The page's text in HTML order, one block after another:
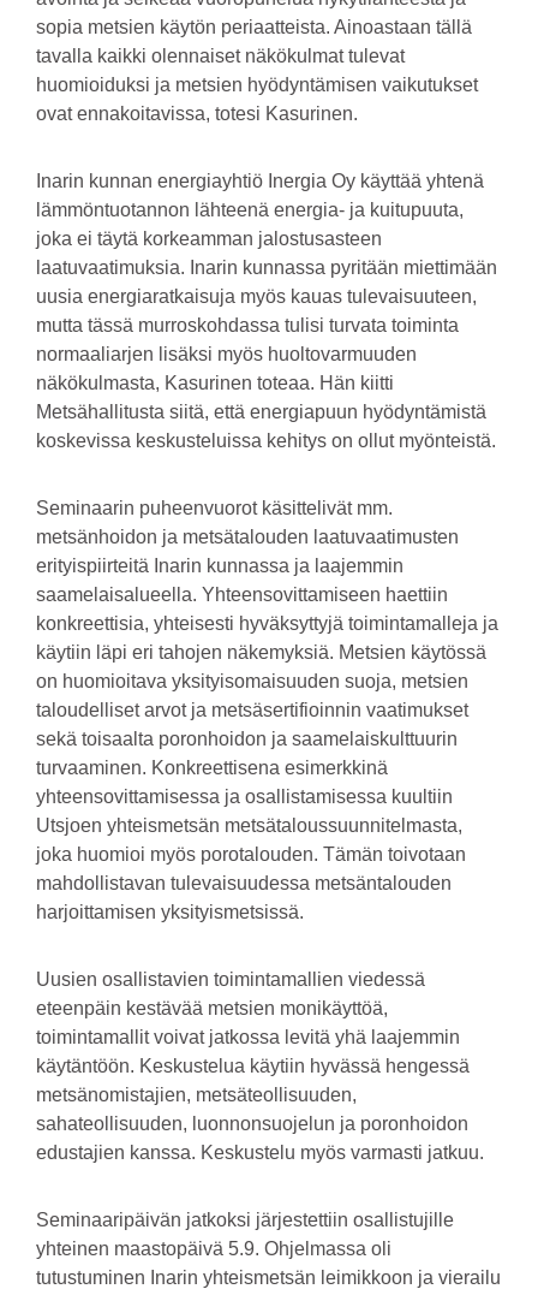
sopia metsien käytön periaatteista. Ainoastaan tällä
tavalla kaikki olennaiset näkökulmat tulevat
huomioiduksi ja metsien hyödyntämisen vaikutukset
ovat ennakoitavissa, totesi Kasurinen.
Inarin kunnan energiayhtiö Inergia Oy käyttää yhtenä
lämmöntuotannon lähteenä energia- ja kuitupuuta,
joka ei täytä korkeamman jalostusasteen
laatuvaatimuksia. Inarin kunnassa pyritään miettimään
uusia energiaratkaisuja myös kauas tulevaisuuteen,
mutta tässä murroskohdassa tulisi turvata toiminta
normaaliarjen lisäksi myös huoltovarmuuden
näkökulmasta, Kasurinen toteaa. Hän kiitti
Metsähallitusta siitä, että energiapuun hyödyntämistä
koskevissa keskusteluissa kehitys on ollut myönteistä.
Seminaarin puheenvuorot käsittelivät mm.
metsänhoidon ja metsätalouden laatuvaatimusten
erityispiirteitä Inarin kunnassa ja laajemmin
saamelaisalueella. Yhteensovittamiseen haettiin
konkreettisia, yhteisesti hyväksyttyjä toimintamalleja ja
käytiin läpi eri tahojen näkemyksiä. Metsien käytössä
on huomioitava yksityisomaisuuden suoja, metsien
taloudelliset arvot ja metsäsertifioinnin vaatimukset
sekä toisaalta poronhoidon ja saamelaiskulttuurin
turvaaminen. Konkreettisena esimerkkinä
yhteensovittamisessa ja osallistamisessa kuultiin
Utsjoen yhteismetsän metsätaloussuunnitelmasta,
joka huomioi myös porotalouden. Tämän toivotaan
mahdollistavan tulevaisuudessa metsäntalouden
harjoittamisen yksityismetsissä.
Uusien osallistavien toimintamallien viedessä
eteenpäin kestävää metsien monikäyttöä,
toimintamallit voivat jatkossa levitä yhä laajemmin
käytäntöön. Keskustelua käytiin hyvässä hengessä
metsänomistajien, metsäteollisuuden,
sahateollisuuden, luonnonsuojelun ja poronhoidon
edustajien kanssa. Keskustelu myös varmasti jatkuu.
Seminaaripäivän jatkoksi järjestettiin osallistujille
yhteinen maastopäivä 5.9. Ohjelmassa oli
tutustuminen Inarin yhteismetsän leimikkoon ja vierailu